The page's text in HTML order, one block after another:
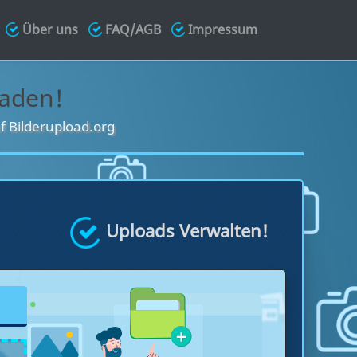
Über uns FAQ/AGB Impressum
Bilderupload.org
Uploads Verwalten!